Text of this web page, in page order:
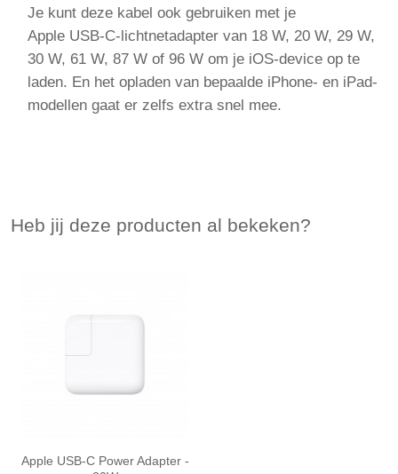
Je kunt deze kabel ook gebruiken met je
Apple USB‑C-lichtnetadapter van 18 W, 20 W, 29 W,
30 W, 61 W, 87 W of 96 W om je iOS-device op te
laden. En het opladen van bepaalde iPhone‑ en iPad-
modellen gaat er zelfs extra snel mee.
Heb jij deze producten al bekeken?
Apple USB-C Power Adapter -